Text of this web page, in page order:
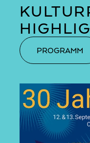
PROGRAMM